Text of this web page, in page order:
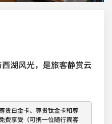
湖风光，是旅客静赏云
贵白金卡、尊贵钛金卡和尊
费享受（可携一位随行宾客